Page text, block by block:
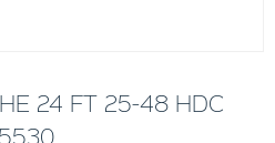
24 FT 25-48 HDC